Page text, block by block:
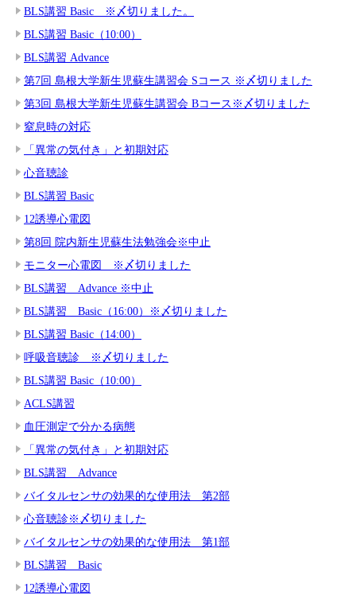
BLS講習 Basic ※〆切りました。
BLS講習 Basic（10:00）
BLS講習 Advance
第7回 島根大学新生児蘇生講習会 Sコース ※〆切りました
第3回 島根大学新生児蘇生講習会 Bコース※〆切りました
窒息時の対応
「異常の気付き」と初期対応
心音聴診
BLS講習 Basic
12誘導心電図
第8回 院内新生児蘇生法勉強会※中止
モニター心電図 ※〆切りました
BLS講習 Advance ※中止
BLS講習 Basic（16:00）※〆切りました
BLS講習 Basic（14:00）
呼吸音聴診 ※〆切りました
BLS講習 Basic（10:00）
ACLS講習
血圧測定で分かる病態
「異常の気付き」と初期対応
BLS講習 Advance
バイタルセンサの効果的な使用法 第2部
心音聴診※〆切りました
バイタルセンサの効果的な使用法 第1部
BLS講習 Basic
12誘導心電図